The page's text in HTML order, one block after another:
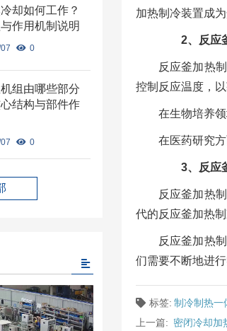
加热制冷装置成
2、反应釜
反应釜加热
控制反应温度，
在生物培养
在医药研究
3、反应釜
反应釜加热
代的反应釜加热
反应釜加热
们需要不断地进
标签: 制冷制热一
上一篇: 密闭冷却加
却如何工作？
作用机制说明
0
组由哪些部分
结构与部件作
0